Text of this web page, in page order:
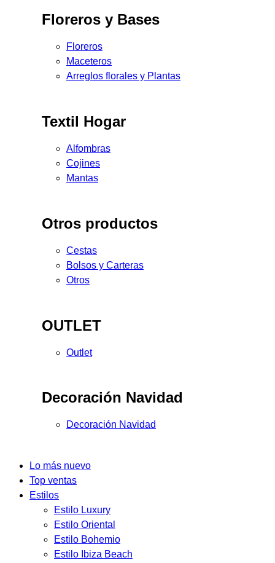
Floreros y Bases
Floreros
Maceteros
Arreglos florales y Plantas
Textil Hogar
Alfombras
Cojines
Mantas
Otros productos
Cestas
Bolsos y Carteras
Otros
OUTLET
Outlet
Decoración Navidad
Decoración Navidad
Lo más nuevo
Top ventas
Estilos
Estilo Luxury
Estilo Oriental
Estilo Bohemio
Estilo Ibiza Beach